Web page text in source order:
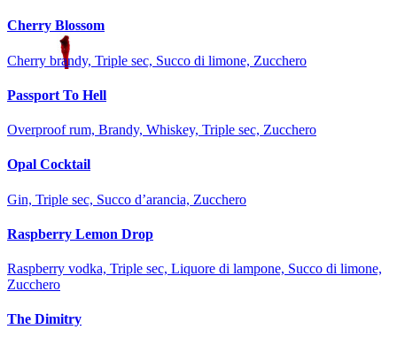
Cherry Blossom
Cherry brandy, Triple sec, Succo di limone, Zucchero
Passport To Hell
Overproof rum, Brandy, Whiskey, Triple sec, Zucchero
Opal Cocktail
Gin, Triple sec, Succo d’arancia, Zucchero
Raspberry Lemon Drop
Raspberry vodka, Triple sec, Liquore di lampone, Succo di limone,
Zucchero
The Dimitry